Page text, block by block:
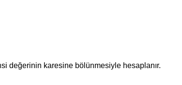
değerinin karesine bölünmesiyle hesaplanır.